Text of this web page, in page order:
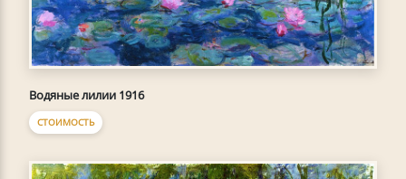
Водяные лилии 1916
СТОИМОСТЬ